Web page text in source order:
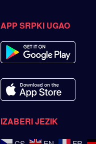
APP SRPKI UGAO
IZABERI JEZIK